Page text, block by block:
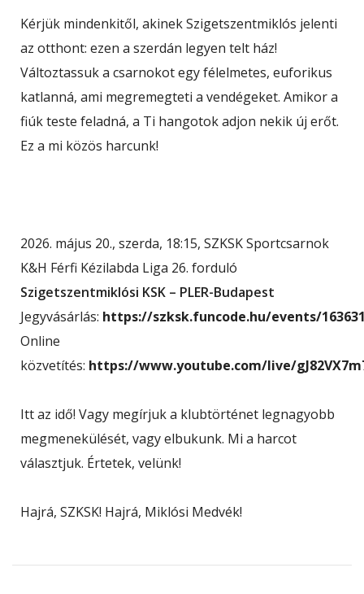
Kérjük mindenkitől, akinek Szigetszentmiklós jelenti
az otthont: ezen a szerdán legyen telt ház!
Változtassuk a csarnokot egy félelmetes, euforikus
katlanná, ami megremegteti a vendégeket. Amikor a
fiúk teste feladná, a Ti hangotok adjon nekik új erőt.
Ez a mi közös harcunk!
2026. május 20., szerda, 18:15, SZKSK Sportcsarnok
K&H Férfi Kézilabda Liga 26. forduló
Szigetszentmiklósi KSK – PLER-Budapest
Jegyvásárlás: https://szksk.funcode.hu/events/
Online
közvetítés: https://www.youtube.com/live/
Itt az idő! Vagy megírjuk a klubtörténet legnagyobb
megmenekülését, vagy elbukunk. Mi a harcot
választjuk. Értetek, velünk!
Hajrá, SZKSK! Hajrá, Miklósi Medvék!